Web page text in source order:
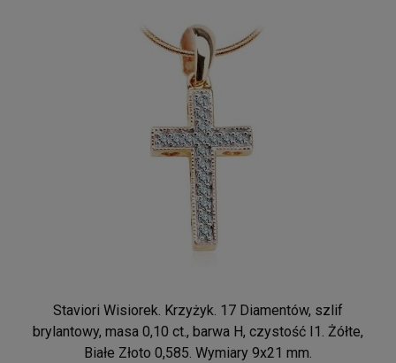
Staviori Wisiorek. Krzyżyk. 17 Diamentów, szlif
brylantowy, masa 0,10 ct., barwa H, czystość I1. Żółte,
Białe Złoto 0,585. Wymiary 9x21 mm.